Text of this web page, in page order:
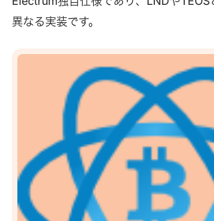
異なる実装です。